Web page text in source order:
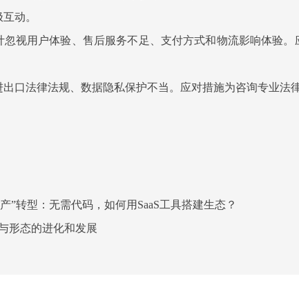
动。
视用户体验、售后服务不足、支付方式和物流影响体验
口法律法规、数据隐私保护不当。应对措施为咨询专业法
”转型：无需代码，如何用SaaS工具搭建生态？
形态的进化和发展